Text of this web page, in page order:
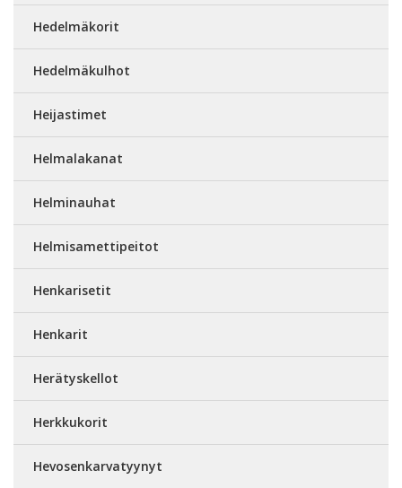
Hedelmäkorit
Hedelmäkulhot
Heijastimet
Helmalakanat
Helminauhat
Helmisamettipeitot
Henkarisetit
Henkarit
Herätyskellot
Herkkukorit
Hevosenkarvatyynyt